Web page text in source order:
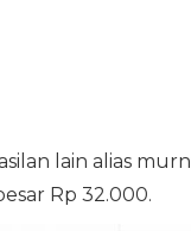
lain alias
Rp 32.000.